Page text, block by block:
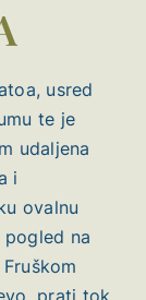
usred
te je
udaljena
i
ovalnu
na